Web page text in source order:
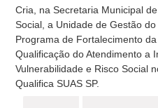
Cria, na Secretaria Municipal
Social, a Unidade de Gestão
Programa de Fortalecimento
Qualificação do Atendimento a
Vulnerabilidade e Risco Social
Qualifica SUAS SP.